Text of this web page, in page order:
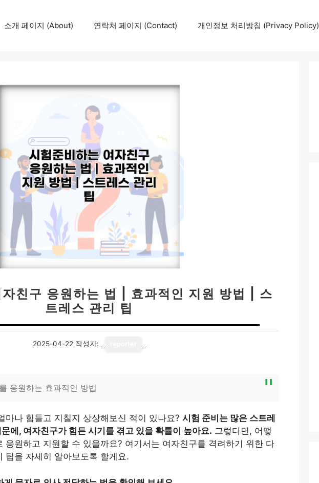
소개 페이지 (About) 연락처 페이지 (Contact) 개인정보 처리방침 (Privacy Policy)
친구 응원하는 법 | 효과적인 지원 방법 | 스
트레스 관리 팁
2025-04-22 작성자:
응원하는 효과적인 방법
마나 힘들고 지칠지 상상해보신 적이 있나요? 시험 준비는 많은 스트레
에, 여자친구가 힘든 시기를 겪고 있을 확률이 높아요. 그렇다면, 어떻
응원하고 지원할 수 있을까요? 여기서는 여자친구를 격려하기 위한 다
팁을 자세히 알아보도록 할게요.